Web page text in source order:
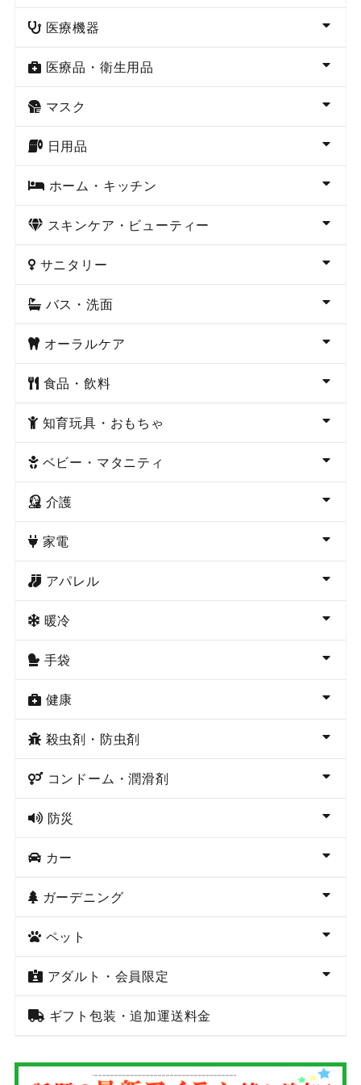
医療機器
医療品・衛生用品
マスク
日用品
ホーム・キッチン
スキンケア・ビューティー
サニタリー
バス・洗面
オーラルケア
食品・飲料
知育玩具・おもちゃ
ベビー・マタニティ
介護
家電
アパレル
暖冷
手袋
健康
殺虫剤・防虫剤
コンドーム・潤滑剤
防災
カー
ガーデニング
ペット
アダルト・会員限定
ギフト包装・追加運送料金